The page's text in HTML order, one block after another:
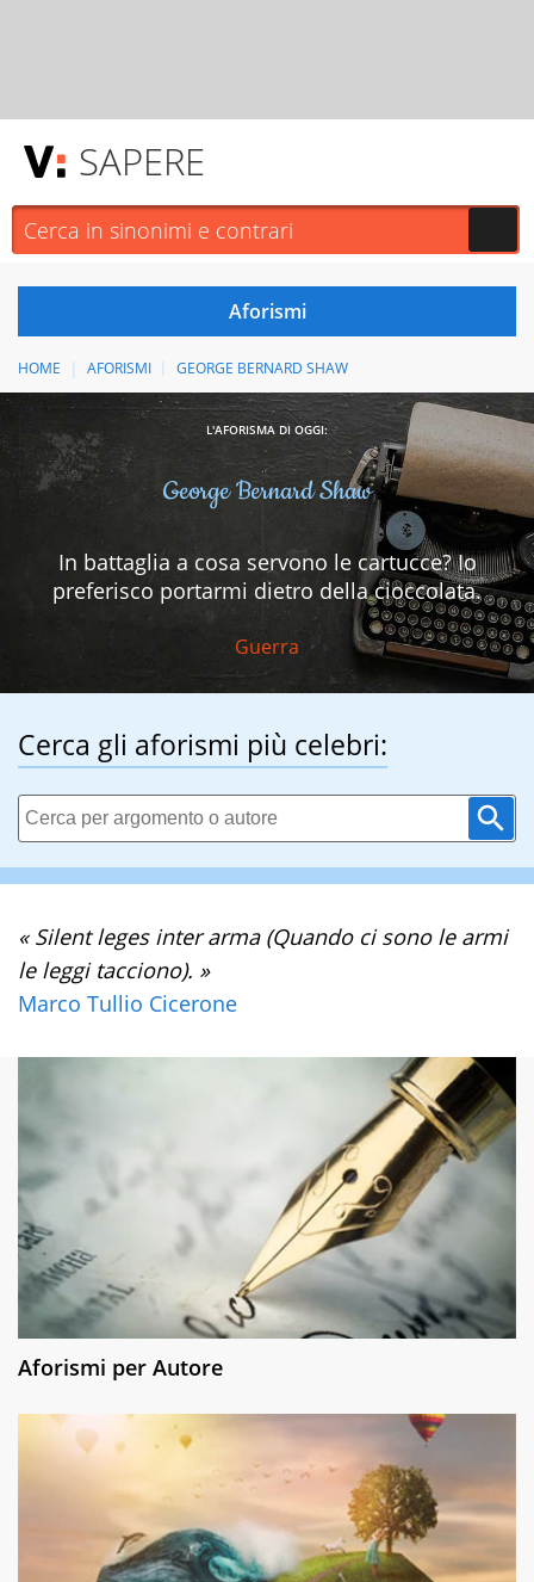
SAPERE
HOME AFORISMI GEORGE BERNARD SHAW
L'AFORISMA DI OGGI:
George Bernard Shaw
In battaglia a cosa servono le cartucce? Io
preferisco portarmi dietro della cioccolata.
Guerra
Cerca gli aforismi più celebri:
« Silent leges inter arma (Quando ci sono le armi
le leggi tacciono). »
Marco Tullio Cicerone
Aforismi per Autore